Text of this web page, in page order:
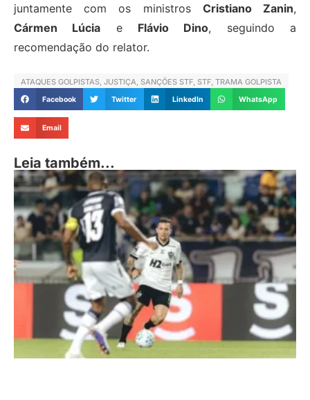
juntamente com os ministros Cristiano Zanin,
Cármen Lúcia e Flávio Dino, seguindo a
recomendação do relator.
ATAQUES GOLPISTAS, JUSTIÇA, SANÇÕES STF, STF, TRAMA GOLPISTA
Facebook Twitter LinkedIn WhatsApp
Email
Leia também...